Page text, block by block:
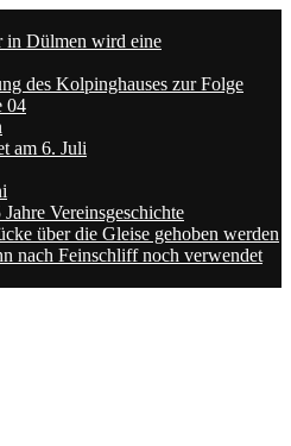
in Dülmen wird eine
des Kolpinghauses zur Folge
04
am 6. Juli
Vereinsgeschichte
über die Gleise gehoben werden
nach Feinschliff noch verwendet